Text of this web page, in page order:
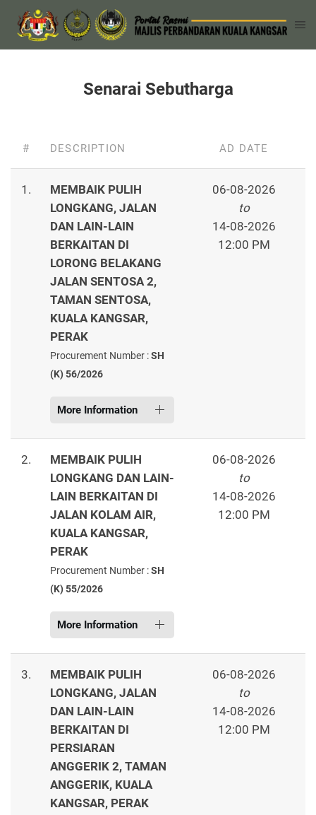
Senarai Sebutharga
# DESCRIPTION AD DATE
1.
MEMBAIK PULIH
LONGKANG, JALAN
DAN LAIN-LAIN
BERKAITAN DI
LORONG BELAKANG
JALAN SENTOSA 2,
TAMAN SENTOSA,
KUALA KANGSAR,
PERAK
Procurement Number :SH
(K) 56/2026
More Information
06-08-2026
to
14-08-2026
12:00 PM
2.
MEMBAIK PULIH
LONGKANG DAN LAIN-
LAIN BERKAITAN DI
JALAN KOLAM AIR,
KUALA KANGSAR,
PERAK
Procurement Number :SH
(K) 55/2026
More Information
06-08-2026
to
14-08-2026
12:00 PM
3.
MEMBAIK PULIH
LONGKANG, JALAN
DAN LAIN-LAIN
BERKAITAN DI
PERSIARAN
ANGGERIK 2, TAMAN
ANGGERIK, KUALA
KANGSAR, PERAK
06-08-2026
to
14-08-2026
12:00 PM